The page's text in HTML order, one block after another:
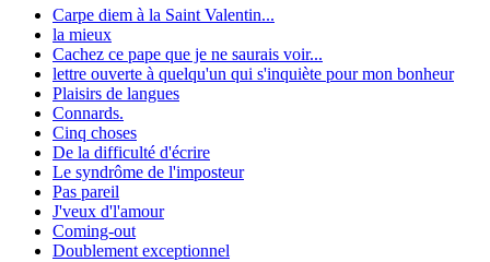
Carpe diem à la Saint Valentin...
la mieux
Cachez ce pape que je ne saurais voir...
lettre ouverte à quelqu'un qui s'inquiète pour mon bonheur
Plaisirs de langues
Connards.
Cinq choses
De la difficulté d'écrire
Le syndrôme de l'imposteur
Pas pareil
J'veux d'l'amour
Coming-out
Doublement exceptionnel